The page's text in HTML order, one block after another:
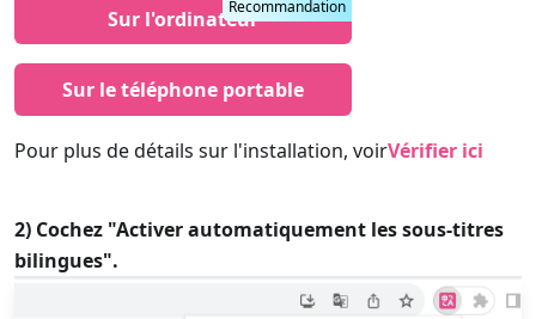
Sur l'ordinateurRecommandation
Sur le téléphone portable
Pour plus de détails sur l'installation, voirVérifier ici
2) Cochez "Activer automatiquement les sous-titres
bilingues".